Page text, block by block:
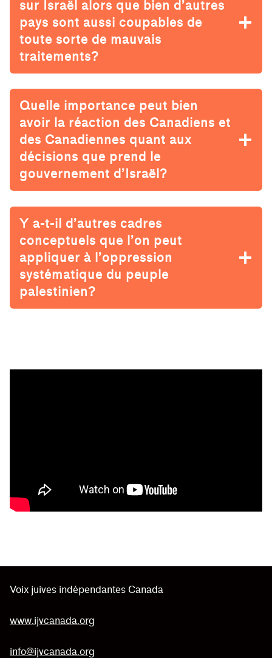
sur Israël alors que bien d’autres
pays sont aussi coupables de
toute sorte de mauvais
traitements?
Quelle importance peut bien
avoir la réaction des Canadiens et
des Canadiennes quant aux
décisions que prend le
gouvernement d’Israël?
Y a-t-il d’autres cadres
conceptuels que l’on peut
appliquer à l’oppression
systématique du peuple
palestinien?
Skip back to main navigation
Voix juives indépendantes Canada
www.ijvcanada.org
info@ijvcanada.org